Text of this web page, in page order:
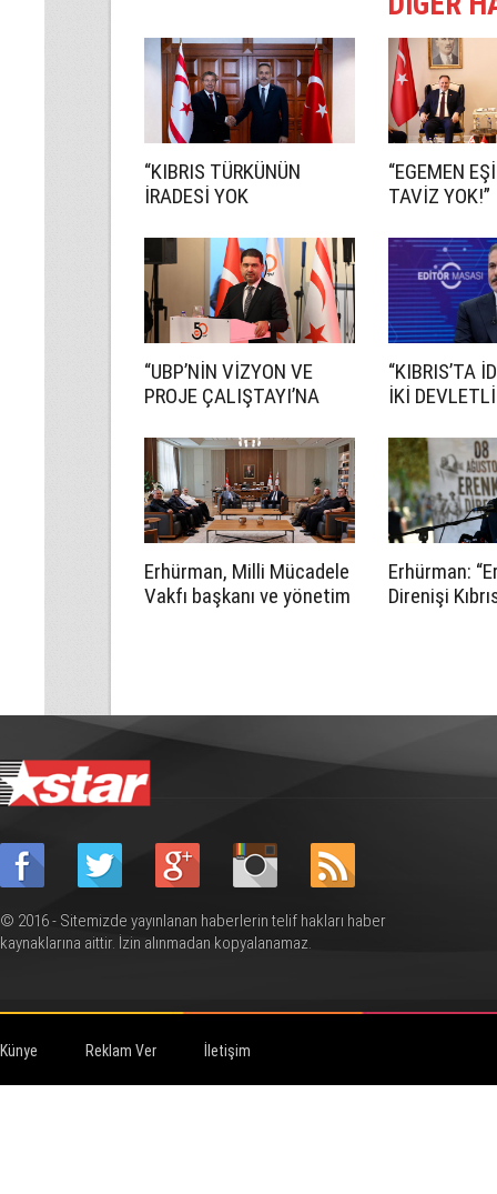
“KIBRIS TÜRKÜNÜN
İRADESİ YOK
“EGEMEN
TAVİZ YOK!”
“UBP’NİN VİZYON VE
PROJE ÇALIŞTAYI’NA
“KIBRIS’TA
İKİ
Erhürman, Milli Mücadele
Vakfı başkanı ve yönetim
Erhürman:
Direnişi
© 2016 - Sitemizde yayınlanan haberlerin telif hakları haber
kaynaklarına aittir. İzin alınmadan kopyalanamaz.
Künye Reklam Ver İletişim